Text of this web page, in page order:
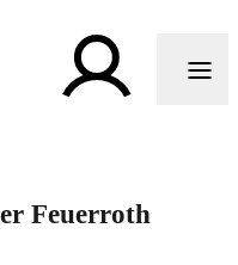
Feuerroth